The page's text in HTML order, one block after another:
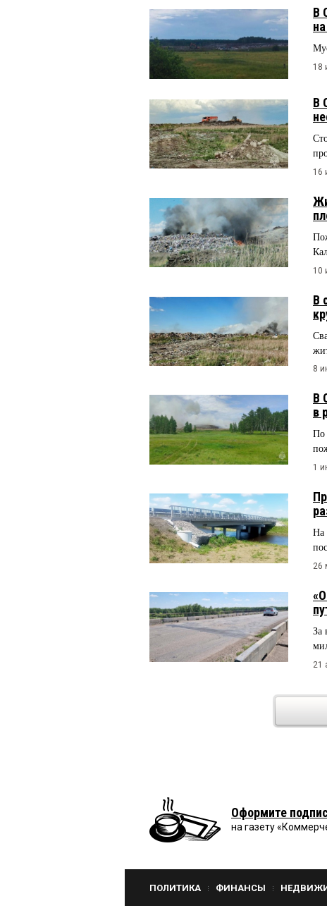
В
18
В
16
10
В
8
В
в
По
1
На
26
За
21
Оформите
на газету
ПОЛИТИКА ФИНАНСЫ